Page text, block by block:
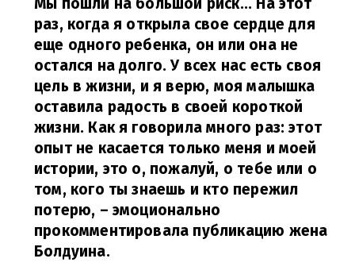
раз, когда я открыла свое сердце для
еще одного ребенка, он или она не
остался на долго. У всех нас есть своя
цель в жизни, и я верю, моя малышка
оставила радость в своей короткой
жизни. Как я говорила много раз: этот
опыт не касается только меня и моей
истории, это о, пожалуй, о тебе или о
том, кого ты знаешь и кто пережил
потерю, – эмоционально
прокомментировала публикацию жена
Болдуина.